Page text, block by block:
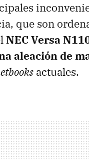
que son
NEC Versa
aleación de
actuales.